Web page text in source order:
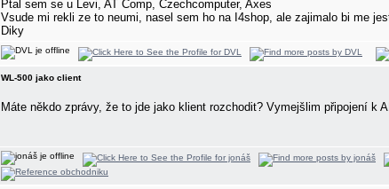
Ptal sem se u Levi, AT Comp, Czechcomputer, Axes
Vsude mi rekli ze to neumi, nasel sem ho na I4shop, ale zajimalo bi me
Diky
WL-500 jako client
Máte někdo zprávy, že to jde jako klient rozchodit? Vymejšlim připojení